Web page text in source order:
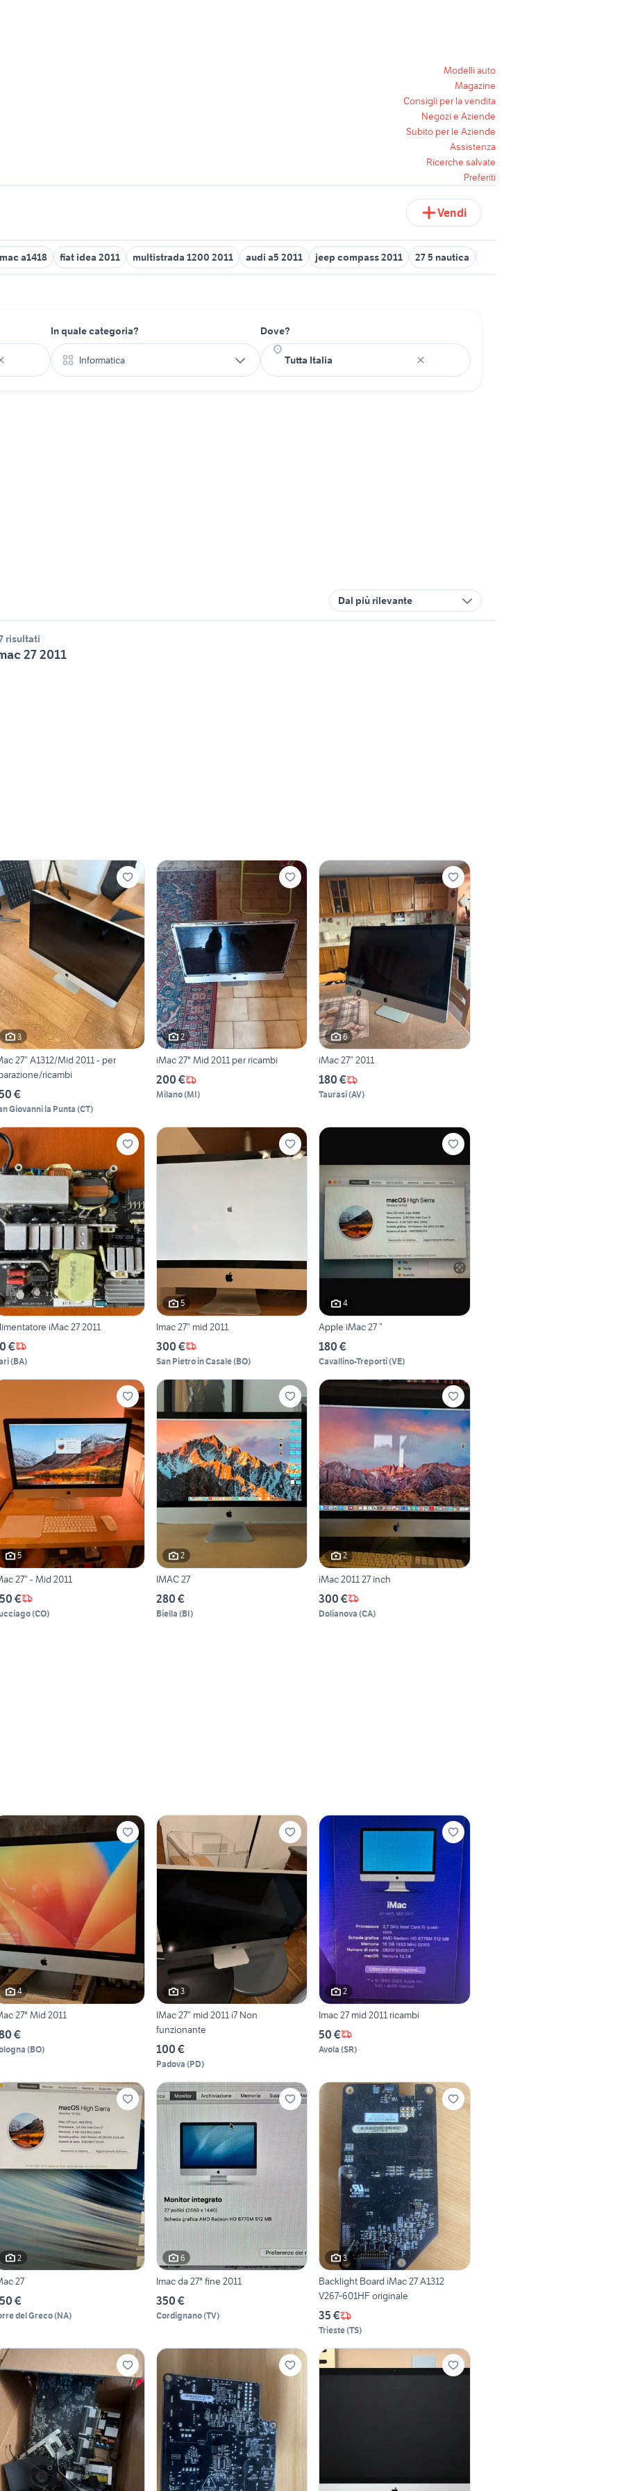
Modelli auto
Magazine
Consigli per la vendita
Negozi e Aziende
Subito per le Aziende
Assistenza
Ricerche salvate
Preferiti
Vendi
a1418 fiat idea 2011 multistrada 1200 2011 audi a5 2011 jeep compass 2011 27 5 nautica
In quale categoria?
Informatica
Dove?
Dal più rilevante
risultati
27 2011
3
27” A1312/Mid 2011 - per
ricambi
€
Giovanni la Punta (CT)
2
iMac 27" Mid 2011 per ricambi
200 €
Milano(MI)
6
iMac 27” 2011
180 €
Taurasi(AV)
iMac 27 2011
€
(BA)
5
Imac 27” mid 2011
300 €
San Pietro in Casale(BO)
4
Apple iMac 27 “
180 €
Cavallino-Treporti(VE)
5
27” - Mid 2011
€
(CO)
2
IMAC 27
280 €
Biella (BI)
2
iMac 2011 27 inch
300 €
Dolianova (CA)
4
27" Mid 2011
€
(BO)
3
IMac 27” mid 2011 i7 Non
funzionante
100 €
Padova (PD)
2
Imac 27 mid 2011 ricambi
50 €
Avola (SR)
2
27
€
del Greco(NA)
6
Imac da 27" fine 2011
350 €
Cordignano(TV)
3
Backlight Board iMac 27 A1312
V267‑601HF originale
35 €
Trieste(TS)